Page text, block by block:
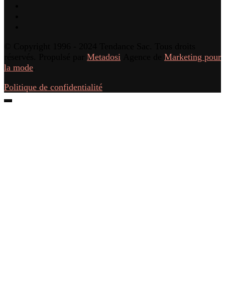
Metadosi
Marketing pour
la mode
Politique de confidentialité